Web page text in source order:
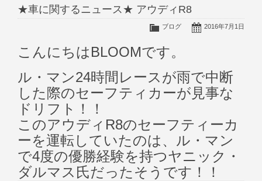
★車に関するニュース★ アウディR8
2016年7月1日
ブログ
こんにちはBLOOMです。
ル・マン24時間レースが雨で中断
した際のセーフティカーが見事な
ドリフト！！
このアウディR8のセーフティーカ
ーを運転していたのは、ル・マン
で4度の優勝経験を持つヤニック・
ダルマス氏だったそうです！！